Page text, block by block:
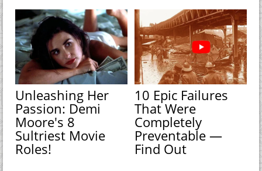
Unleashing Her
Passion: Demi
Moore's 8
Sultriest Movie
Roles!
10 Epic Failures
That Were
Completely
Preventable —
Find Out